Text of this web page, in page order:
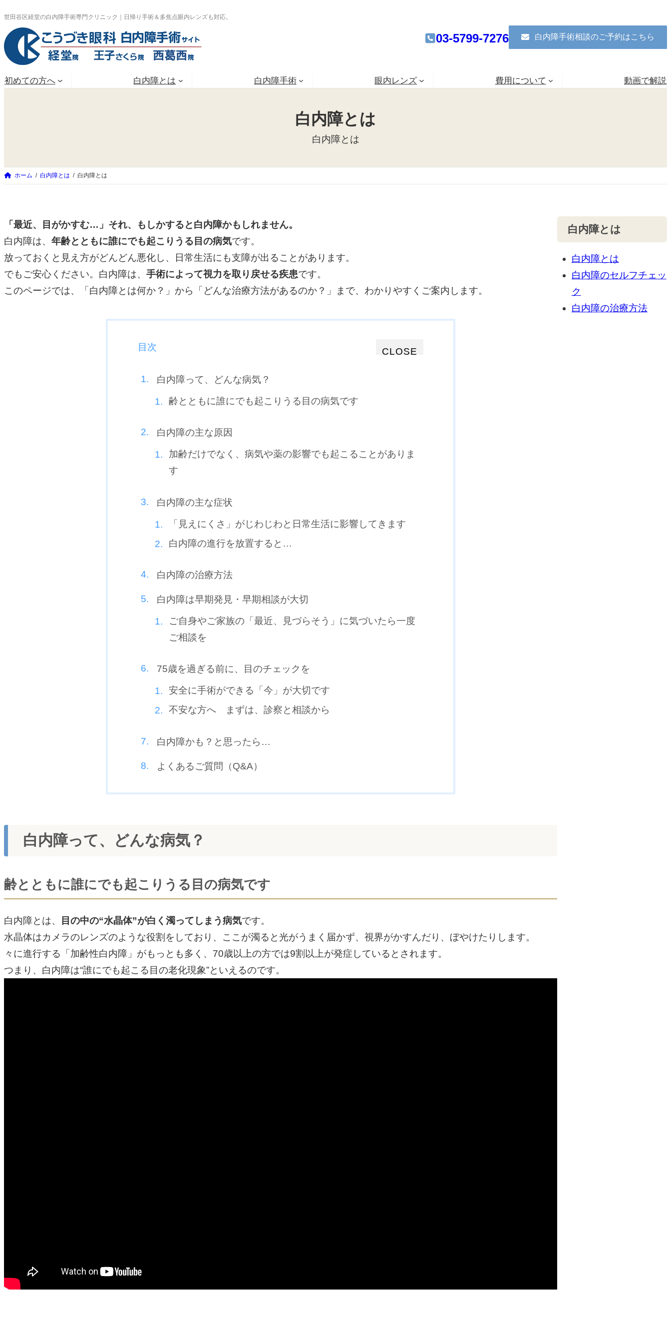
内
容
を
ス
キ
世田谷区経堂の白内障手術専門クリニック｜日帰り手術＆多焦点眼内レンズも対応。
03-5799-7276 白内障手術相談のご予約はこちら
初めての方へ 白内障とは 白内障手術 眼内レンズ 費用について 動画で解説
白内障とは
白内障とは
ホーム 白内障とは 白内障とは
「最近、目がかすむ…」それ、もしかすると白内障かもしれません。
白内障は、 年齢とともに誰にでも起こりうる目の病気です。
放っておくと見え方がどんどん悪化し、日常生活にも支障が出ることがあります。
でもご安心ください。白内障は、 手術によって視力を取り戻せる疾患です。
このページでは、「白内障とは何か？」から「どんな治療方法があるのか？」まで、わかりやすくご案内します。
CLOSE
目次
白内障って、どんな病気？
齢とともに誰にでも起こりうる目の病気です
白内障の主な原因
加齢だけでなく、病気や薬の影響でも起こることがありま
す
白内障の主な症状
「見えにくさ」がじわじわと日常生活に影響してきます
白内障の進行を放置すると…
白内障の治療方法
白内障は早期発見・早期相談が大切
ご自身やご家族の「最近、見づらそう」に気づいたら一度
ご相談を
75歳を過ぎる前に、目のチェックを
安全に手術ができる「今」が大切です
不安な方へ まずは、診察と相談から
白内障かも？と思ったら…
よくあるご質問（Q&A）
白内障って、どんな病気？
齢とともに誰にでも起こりうる目の病気です
白内障とは、 目の中の“水晶体”が白く濁ってしまう病気です。
水晶体はカメラのレンズのような役割をしており、ここが濁ると光がうまく届かず、視界がかすんだり、ぼやけたりします。
々に進行する「加齢性白内障」がもっとも多く、70歳以上の方では9割以上が発症しているとされます。
つまり、白内障は“誰にでも起こる目の老化現象”といえるのです。
白内障とは
白内障とは
白内障のセルフチェッ
ク
白内障の治療方法